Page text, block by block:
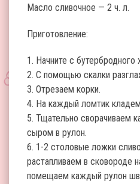
Масло сливочное — 2 ч. л.
Приготовление:
1. Начните с бутербродного
2. С помощью скалки
3. Отрезаем корки.
4. На каждый ломтик
5. Тщательно сворачиваем
сыром в рулон.
6. 1-2 столовые ложки
растапливаем в сковороде
помещаем каждый рулон